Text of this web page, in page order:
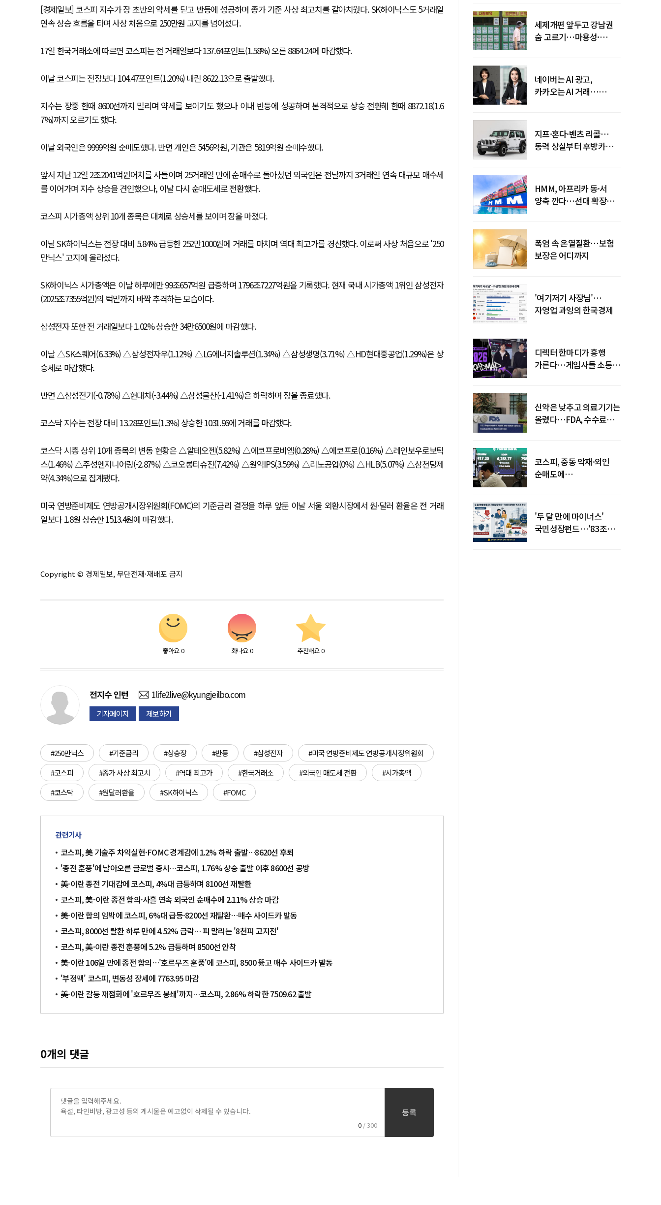
[경제일보] 코스피 지수가 장 초반의 약세를 딛고 반등에 성공하며 종가 기준 사상 최고치를 갈아치웠다. SK하이닉스도 5거래일
연속 상승 흐름을 타며 사상 처음으로 250만원 고지를 넘어섰다.
17일 한국거래소에 따르면 코스피는 전 거래일보다 137.64포인트(1.58%) 오른 8864.24에 마감했다.
이날 코스피는 전장보다 104.47포인트(1.20%) 내린 8622.13으로 출발했다.
지수는 장중 한때 8600선까지 밀리며 약세를 보이기도 했으나 이내 반등에 성공하며 본격적으로 상승 전환해 한때 8872.18(1.6
7%)까지 오르기도 했다.
이날 외국인은 9999억원 순매도했다. 반면 개인은 5456억원, 기관은 5819억원 순매수했다.
앞서 지난 12일 2조2041억원어치를 사들이며 25거래일 만에 순매수로 돌아섰던 외국인은 전날까지 3거래일 연속 대규모 매수세
를 이어가며 지수 상승을 견인했으나, 이날 다시 순매도세로 전환했다.
코스피 시가총액 상위 10개 종목은 대체로 상승세를 보이며 장을 마쳤다.
이날 SK하이닉스는 전장 대비 5.84% 급등한 252만1000원에 거래를 마치며 역대 최고가를 경신했다. 이로써 사상 처음으로 '250
만닉스' 고지에 올라섰다.
SK하이닉스 시가총액은 이날 하루에만 99조657억원 급증하며 1796조7227억원을 기록했다. 현재 국내 시가총액 1위인 삼성전자
(2025조7355억원)의 턱밑까지 바짝 추격하는 모습이다.
삼성전자 또한 전 거래일보다 1.02% 상승한 34만6500원에 마감했다.
이날 △SK스퀘어(6.33%) △삼성전자우(1.12%) △LG에너지솔루션(1.34%) △삼성생명(3.71%) △HD현대중공업(1.29%)은 상
승세로 마감했다.
반면 △삼성전기(-0.78%) △현대차(-3.44%) △삼성물산(-1.41%)은 하락하며 장을 종료했다.
코스닥 지수는 전장 대비 13.28포인트(1.3%) 상승한 1031.96에 거래를 마감했다.
코스닥 시총 상위 10개 종목의 변동 현황은 △알테오젠(5.82%) △에코프로비엠(0.28%) △에코프로(0.16%) △레인보우로보틱
스(1.46%) △주성엔지니어링(-2.87%) △코오롱티슈진(7.42%) △원익IPS(3.59%) △리노공업(0%) △HLB(5.07%) △삼천당제
약(4.34%)으로 집계됐다.
미국 연방준비제도 연방공개시장위원회(FOMC)의 기준금리 결정을 하루 앞둔 이날 서울 외환시장에서 원·달러 환율은 전 거래
일보다 1.8원 상승한 1513.4원에 마감했다.
Copyright © 경제일보, 무단전재·재배포 금지
좋아요 0 화나요 0 추천해요 0
전지수 인턴 1life2live@kyungjeilbo.com
기자페이지 제보하기
#250만닉스 #기준금리 #상승장 #반등 #삼성전자
#미국 연방준비제도 연방공개시장위원회
#코스피
#종가 사상 최고치 #역대 최고가 #한국거래소 #외국인 매도세 전환
#시가총액
#코스닥
#원달러환율 #SK하이닉스 #FOMC
관련기사
코스피, 美 기술주 차익실현·FOMC 경계감에 1.2% 하락 출발…8620선 후퇴
'종전 훈풍'에 날아오른 글로벌 증시…코스피, 1.76% 상승 출발 이후 8600선 공방
美·이란 종전 기대감에 코스피, 4%대 급등하며 8100선 재탈환
코스피, 美-이란 종전 합의·사흘 연속 외국인 순매수에 2.11% 상승 마감
美·이란 합의 임박에 코스피, 6%대 급등·8200선 재탈환…매수 사이드카 발동
코스피, 8000선 탈환 하루 만에 4.52% 급락… 피 말리는 '8천피 고지전'
코스피, 美·이란 종전 훈풍에 5.2% 급등하며 8500선 안착
美·이란 106일 만에 종전 합의…'호르무즈 훈풍'에 코스피, 8500 뚫고 매수 사이드카 발동
'부정맥' 코스피, 변동성 장세에 7763.95 마감
美·이란 갈등 재점화에 '호르무즈 봉쇄'까지…코스피, 2.86% 하락한 7509.62 출발
0개의 댓글
0 / 300
등록
세제개편 앞두고 강남권
숨 고르기…마용성·
네이버는 AI 광고,
카카오는 AI 거래…
지프·혼다·벤츠 리콜…
동력 상실부터 후방카메라
HMM, 아프리카 동·서
양축 깐다…선대 확장
폭염 속 온열질환…보험
보장은 어디까지
'여기저기 사장님'…
자영업 과잉의 한국경제
디렉터 한마디가 흥행
가른다…게임사들 소통
신약은 낮추고 의료기기는
올렸다…FDA, 수수료
코스피, 중동 악재·외인
순매도에
'두 달 만에 마이너스'
국민성장펀드…'83조